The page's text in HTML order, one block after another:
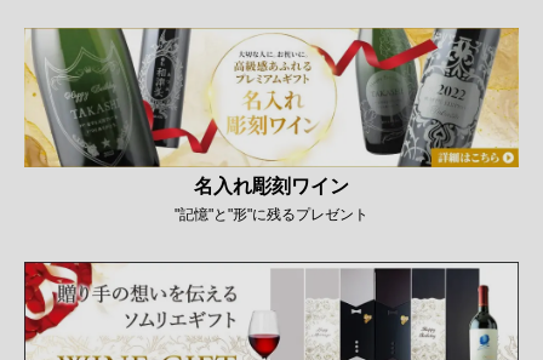
名入れ彫刻ワイン
"記憶"と"形"に残るプレゼント